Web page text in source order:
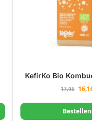
KefirKo Bio
17,95 16,16
Bestellen